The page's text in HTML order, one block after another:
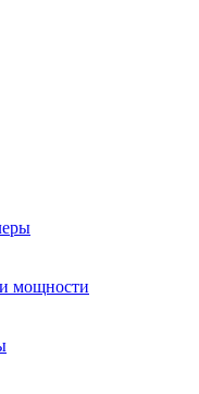
мощности